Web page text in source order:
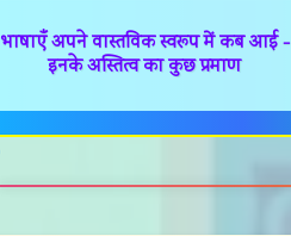
भाषाएँ अपने वास्तविक स्वरूप में कब आई -
इनके अस्तित्व का कुछ प्रमाण